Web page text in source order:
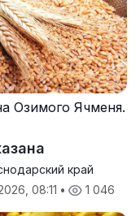
Озимого Ячменя.
край
08:11 • 1 046